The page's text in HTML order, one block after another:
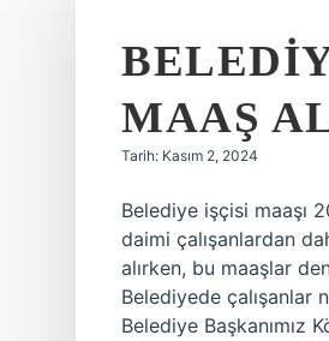
MAAŞ
Tarih: Kasım 2, 2024
Belediye işçisi maaşı
daimi çalışanlardan
alırken, bu maaşlar
Belediyede çalışanlar
Belediye Başkanımız